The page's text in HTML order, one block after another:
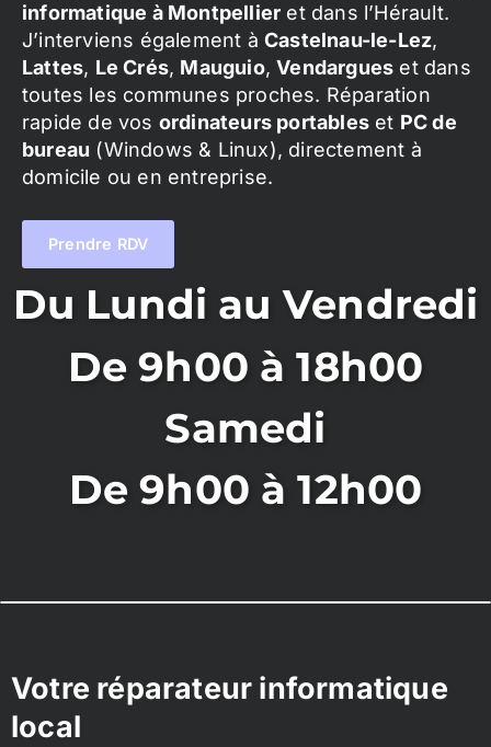
informatique à Montpellier et dans l’Hérault.
J’interviens également à Castelnau-le-Lez,
Lattes, Le Crés, Mauguio,Vendargues et dans
toutes les communes proches. Réparation
rapide de vos ordinateurs portables et PC de
bureau (Windows & Linux), directement à
domicile ou en entreprise.
Prendre RDV
Du Lundi au Vendredi
De 9h00 à 18h00
Samedi
De 9h00 à 12h00
Votre réparateur informatique
local